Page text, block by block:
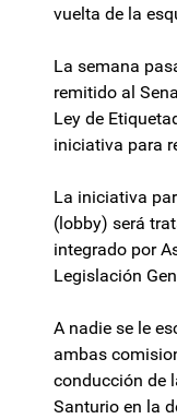
vuelta de la
La semana
remitido al
Ley de
iniciativa para
La iniciativa
(lobby) será
integrado por
Legislación
A nadie se le
ambas
conducción de
Santurio en la